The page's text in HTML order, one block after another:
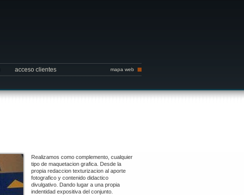
acceso clientes mapa web
Realizamos como complemento, cualquier
tipo de maquetacion grafica. Desde la
propia redaccion texturizacion al aporte
fotografico y contenido didactico
divulgativo. Dando lugar a una propia
indentidad expositiva del conjunto.